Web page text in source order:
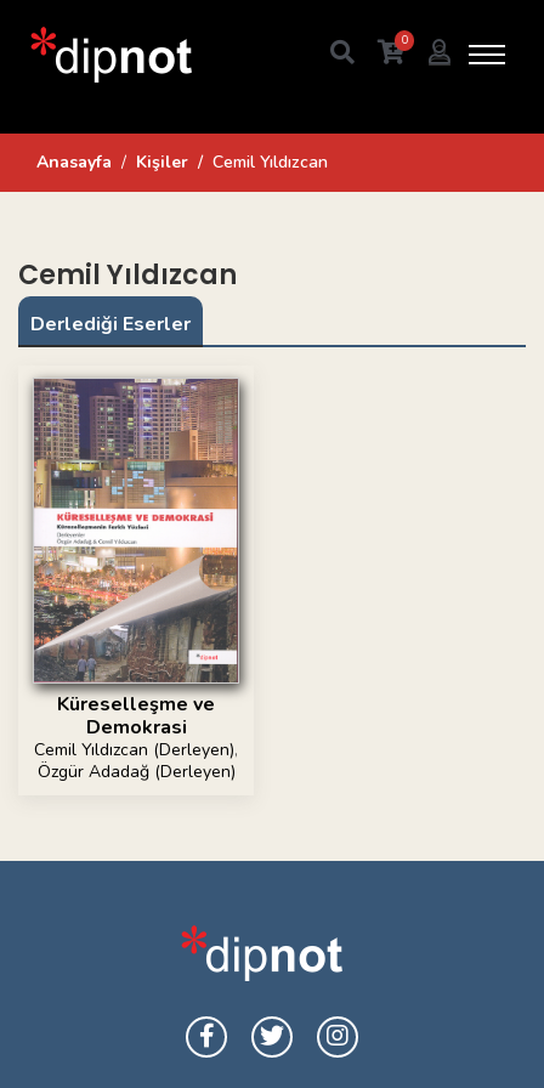
0
Anasayfa Kişiler Cemil Yıldızcan
Cemil Yıldızcan
Derlediği Eserler
Küreselleşme ve
Demokrasi
Cemil Yıldızcan (Derleyen),
Özgür Adadağ (Derleyen)